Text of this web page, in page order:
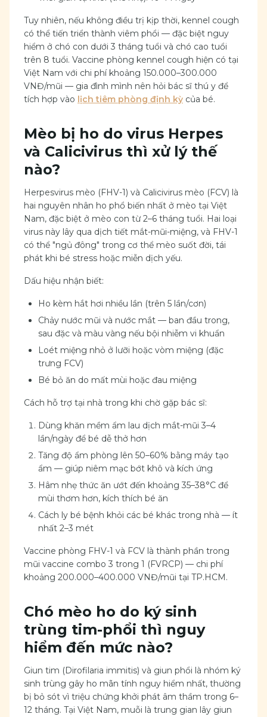
Tuy nhiên, nếu không điều trị kịp thời, kennel cough
có thể tiến triển thành viêm phổi — đặc biệt nguy
hiểm ở chó con dưới 3 tháng tuổi và chó cao tuổi
trên 8 tuổi. Vaccine phòng kennel cough hiện có tại
Việt Nam với chi phí khoảng 150.000–300.000
VNĐ/mũi — gia đình mình nên hỏi bác sĩ thú y để
tích hợp vào lịch tiêm phòng định kỳ của bé.
Mèo bị ho do virus Herpes
và Calicivirus thì xử lý thế
nào?
Herpesvirus mèo (FHV-1) và Calicivirus mèo (FCV) là
hai nguyên nhân ho phổ biến nhất ở mèo tại Việt
Nam, đặc biệt ở mèo con từ 2–6 tháng tuổi. Hai loại
virus này lây qua dịch tiết mắt-mũi-miệng, và FHV-1
có thể "ngủ đông" trong cơ thể mèo suốt đời, tái
phát khi bé stress hoặc miễn dịch yếu.
Dấu hiệu nhận biết:
Ho kèm hắt hơi nhiều lần (trên 5 lần/cơn)
Chảy nước mũi và nước mắt — ban đầu trong,
sau đặc và màu vàng nếu bội nhiễm vi khuẩn
Loét miệng nhỏ ở lưỡi hoặc vòm miệng (đặc
trưng FCV)
Bé bỏ ăn do mất mùi hoặc đau miệng
Cách hỗ trợ tại nhà trong khi chờ gặp bác sĩ:
Dùng khăn mềm ẩm lau dịch mắt-mũi 3–4
lần/ngày để bé dễ thở hơn
Tăng độ ẩm phòng lên 50–60% bằng máy tạo
ẩm — giúp niêm mạc bớt khô và kích ứng
Hâm nhẹ thức ăn ướt đến khoảng 35–38°C để
mùi thơm hơn, kích thích bé ăn
Cách ly bé bệnh khỏi các bé khác trong nhà — ít
nhất 2–3 mét
Vaccine phòng FHV-1 và FCV là thành phần trong
mũi vaccine combo 3 trong 1 (FVRCP) — chi phí
khoảng 200.000–400.000 VNĐ/mũi tại TP.HCM.
Chó mèo ho do ký sinh
trùng tim-phổi thì nguy
hiểm đến mức nào?
Giun tim (Dirofilaria immitis) và giun phổi là nhóm ký
sinh trùng gây ho mãn tính nguy hiểm nhất, thường
bị bỏ sót vì triệu chứng khởi phát âm thầm trong 6–
12 tháng. Tại Việt Nam, muỗi là trung gian lây giun